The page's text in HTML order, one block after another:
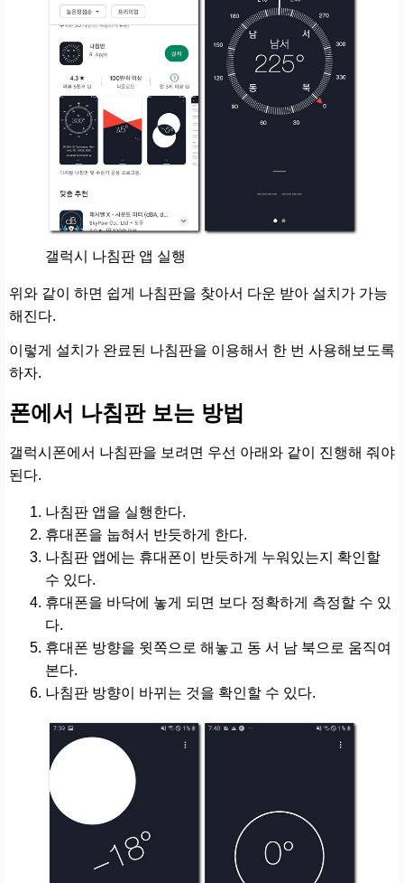
갤럭시 나침판 앱 실행
위와 같이 하면 쉽게 나침판을 찾아서 다운 받아 설치가 가능
해진다.
이렇게 설치가 완료된 나침판을 이용해서 한 번 사용해보도록
하자.
폰에서 나침판 보는 방법
갤럭시폰에서 나침판을 보려면 우선 아래와 같이 진행해 줘야
된다.
나침판 앱을 실행한다.
휴대폰을 눕혀서 반듯하게 한다.
나침판 앱에는 휴대폰이 반듯하게 누워있는지 확인할
수 있다.
휴대폰을 바닥에 놓게 되면 보다 정확하게 측정할 수 있
다.
휴대폰 방향을 윗쪽으로 해놓고 동 서 남 북으로 움직여
본다.
나침판 방향이 바뀌는 것을 확인할 수 있다.